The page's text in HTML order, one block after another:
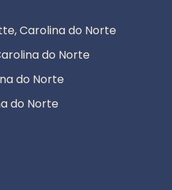
Carolina do Norte
do Norte
do Norte
do Norte